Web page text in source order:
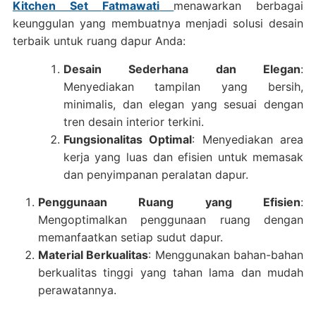
Kitchen Set Fatmawati
menawarkan berbagai
keunggulan yang membuatnya menjadi solusi desain
terbaik untuk ruang dapur Anda:
Desain Sederhana dan Elegan:
Menyediakan tampilan yang bersih,
minimalis, dan elegan yang sesuai dengan
tren desain interior terkini.
Fungsionalitas Optimal: Menyediakan area
kerja yang luas dan efisien untuk memasak
dan penyimpanan peralatan dapur.
Penggunaan Ruang yang Efisien:
Mengoptimalkan penggunaan ruang dengan
memanfaatkan setiap sudut dapur.
Material Berkualitas: Menggunakan bahan-bahan
berkualitas tinggi yang tahan lama dan mudah
perawatannya.